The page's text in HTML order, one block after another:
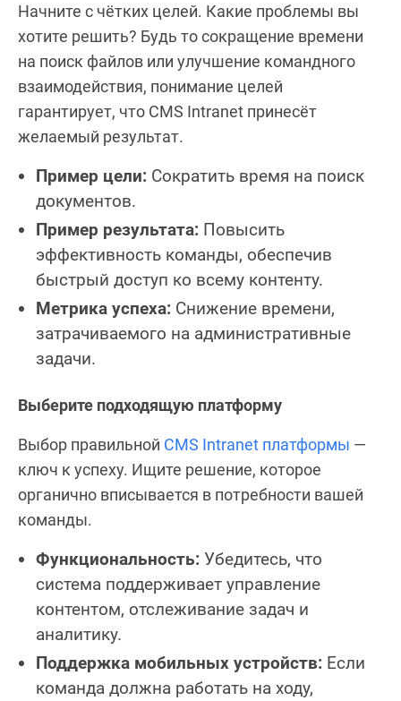
Начните с чётких целей. Какие проблемы вы
хотите решить? Будь то сокращение времени
на поиск файлов или улучшение командного
взаимодействия, понимание целей
гарантирует, что CMS Intranet принесёт
желаемый результат.
Пример цели: Сократить время на поиск
документов.
Пример результата: Повысить
эффективность команды, обеспечив
быстрый доступ ко всему контенту.
Метрика успеха: Снижение времени,
затрачиваемого на административные
задачи.
Выберите подходящую платформу
Выбор правильной CMS Intranet платформы —
ключ к успеху. Ищите решение, которое
органично вписывается в потребности вашей
команды.
Функциональность: Убедитесь, что
система поддерживает управление
контентом, отслеживание задач и
аналитику.
Поддержка мобильных устройств: Если
команда должна работать на ходу,